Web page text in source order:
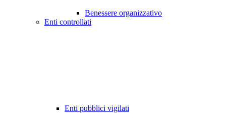
Benessere organizzativo
Enti controllati
Enti pubblici vigilati